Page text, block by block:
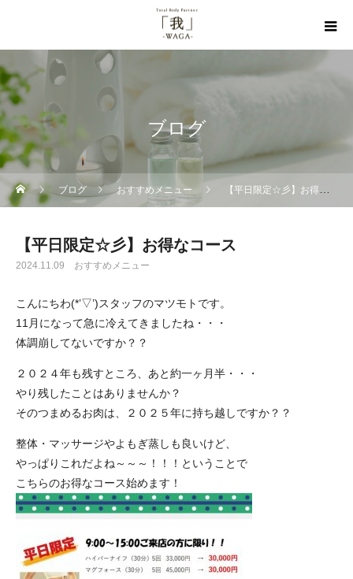
ブログ
ブログ おすすめメニュー 【平日限定☆彡】お得なコース
【平日限定☆彡】お得なコース
2024.11.09 おすすめメニュー
こんにちわ(*’▽’)スタッフのマツモトです。
11月になって急に冷えてきましたね・・・
体調崩してないですか？？
２０２４年も残すところ、あと約一ヶ月半・・・
やり残したことはありませんか？
そのつまめるお肉は、２０２５年に持ち越しですか？？
整体・マッサージやよもぎ蒸しも良いけど、
やっぱりこれだよね～～～！！！ということで
こちらのお得なコース始めます！